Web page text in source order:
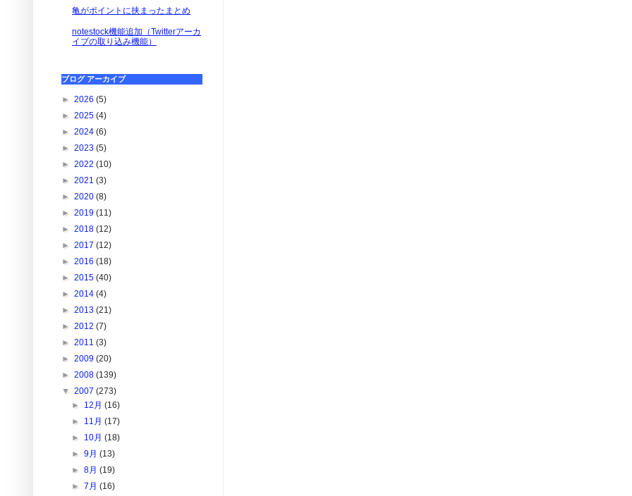
亀がポイントに挟まったまとめ
notestock機能追加（Twitterアーカ
イブの取り込み機能）
ブログ アーカイブ
► 2026 (5)
► 2025 (4)
► 2024 (6)
► 2023 (5)
► 2022 (10)
► 2021 (3)
► 2020 (8)
► 2019 (11)
► 2018 (12)
► 2017 (12)
► 2016 (18)
► 2015 (40)
► 2014 (4)
► 2013 (21)
► 2012 (7)
► 2011 (3)
► 2009 (20)
► 2008 (139)
▼ 2007 (273)
► 12月(16)
► 11月(17)
► 10月(18)
►9月(13)
►8月(19)
►7月(16)